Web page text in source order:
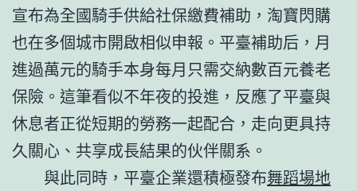
宣布為全國騎手供給社保繳費補助，淘寶閃購
也在多個城市開啟相似申報。平臺補助后，月
進過萬元的騎手本身每月只需交納數百元養老
保險。這筆看似不年夜的投進，反應了平臺與
休息者正從短期的勞務一起配合，走向更具持
久關心、共享成長結果的伙伴關系。
與此同時，平臺企業還積極發布舞蹈場地